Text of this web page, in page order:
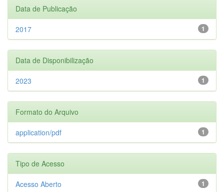
Data de Publicação
1
2017
Data de Disponibilização
1
2023
Formato do Arquivo
1
application/pdf
Tipo de Acesso
1
Acesso Aberto